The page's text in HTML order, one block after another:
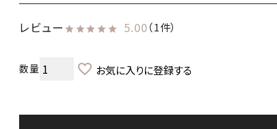
レビュー 5.00（1件）
お気に入りに登録する